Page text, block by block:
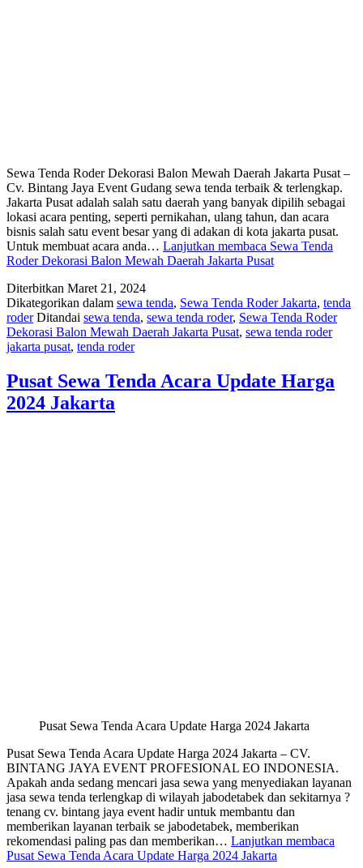
Sewa Tenda Roder Dekorasi Balon Mewah Daerah Jakarta Pusat –
Cv. Bintang Jaya Event Gudang sewa tenda terbaik & terlengkap.
Jakarta Pusat adalah salah satu daerah yang banyak dipilih sebagai
lokasi acara penting, seperti pernikahan, ulang tahun, dan acara
bisnis salah satu event besar yang di adakan di kota jakarta pusat.
Untuk membuat acara anda… Lanjutkan membaca Sewa Tenda
Roder Dekorasi Balon Mewah Daerah Jakarta Pusat
Diterbitkan Maret 21, 2024
Dikategorikan dalam sewa tenda, Sewa Tenda Roder Jakarta, tenda
roder Ditandai sewa tenda, sewa tenda roder, Sewa Tenda Roder
Dekorasi Balon Mewah Daerah Jakarta Pusat, sewa tenda roder
jakarta pusat, tenda roder
Pusat Sewa Tenda Acara Update Harga
2024 Jakarta
Pusat Sewa Tenda Acara Update Harga 2024 Jakarta
Pusat Sewa Tenda Acara Update Harga 2024 Jakarta – CV.
BINTANG JAYA EVENT PROFESIONAL EO INDONESIA.
Apakah anda sedang mencari jasa sewa yang menyediakan layanan
jasa sewa tenda terlengkap di wilayah jabodetabek dan sekitarnya ?
tenang cv. bintang jaya event hadir untuk membantu dan
memberikan layanan terbaik se jabodetabek, memberikan
rekomendasi paling pas dan memberikan… Lanjutkan membaca
Pusat Sewa Tenda Acara Update Harga 2024 Jakarta